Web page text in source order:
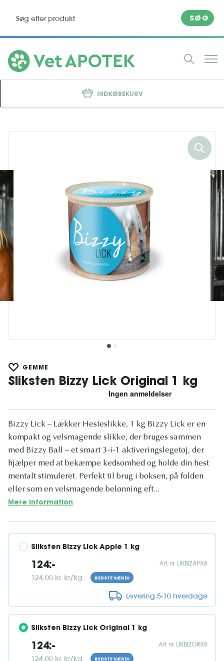
SØG
INDKØBSKURV
GEMME
Sliksten Bizzy Lick Original 1 kg
Bizzy Lick – Lækker Hesteslikke, 1 kg Bizzy Lick er en
kompakt og velsmagende slikke, der bruges sammen
med Bizzy Ball – et smart 3-i-1 aktiveringslegetøj, der
hjælper med at bekæmpe kedsomhed og holde din hest
mentalt stimuleret. Perfekt til brug i boksen, på folden
eller som en velsmagende belønning eft...
Mere information
Sliksten Bizzy Lick Apple 1 kg
124:-
124,00 kr. kr/kg BEDSTE VÆRDI
Art. nr. LIKBIZAPX8
Levering 5-10 hverdage
Sliksten Bizzy Lick Original 1 kg
124:-
124,00 kr. kr/kg BEDSTE VÆRDI
Art. nr. LIKBIZORX8